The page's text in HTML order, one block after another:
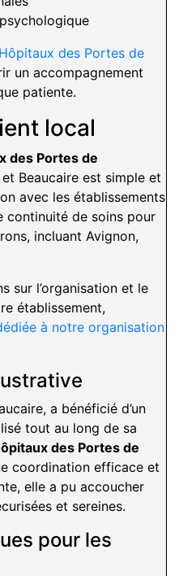
des Portes de
un accompagnement
patiente.
local
des Portes de
Beaucaire est simple et
avec les établissements
continuité de soins pour
incluant Avignon,
sur l’organisation et le
établissement,
à notre organisation
a bénéficié d’un
tout au long de sa
des Portes de
coordination efficace et
elle a pu accoucher
et sereines.
pour les